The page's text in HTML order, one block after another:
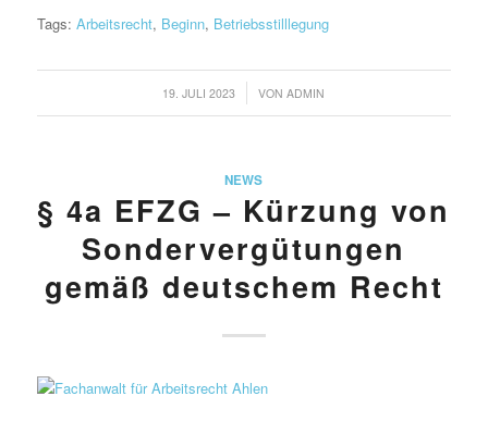
Tags: Arbeitsrecht, Beginn, Betriebsstilllegung
19. JULI 2023 VONADMIN
NEWS
§ 4a EFZG – Kürzung von
Sondervergütungen
gemäß deutschem Recht